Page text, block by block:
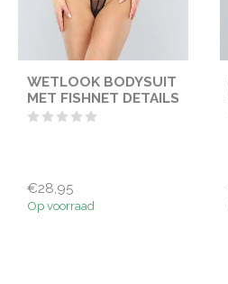
WETLOOK BODYSUIT
MET FISHNET DETAILS
€28,95
Op voorraad